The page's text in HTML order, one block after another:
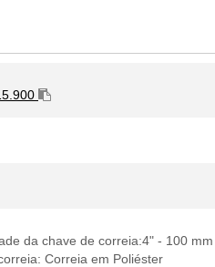
da chave de correia:4" - 100 mm
Correia em Poliéster